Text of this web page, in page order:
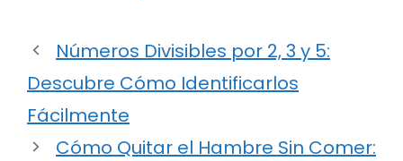
Números Divisibles por 2, 3 y 5:
Descubre Cómo Identificarlos
Fácilmente
Cómo Quitar el Hambre Sin Comer: